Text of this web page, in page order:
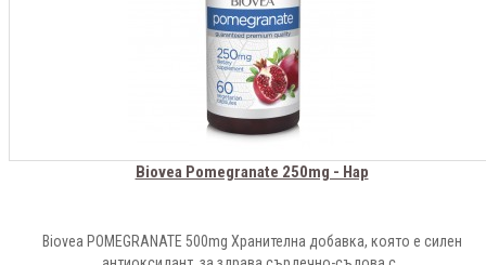
Biovea Pomegranate 250mg - Нар
Biovea POMEGRANATE 500mg Хранителна добавка, която е силен